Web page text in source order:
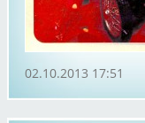
02.10.2013 17:51